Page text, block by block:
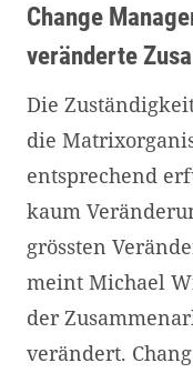
Change
veränderte
Die
die
entsprechend
kaum
grössten
meint Michael
der
verändert.